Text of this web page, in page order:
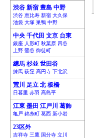
渋谷 新宿 豊島 中野
渋谷 恵比寿 新宿 大久保
池袋 大塚 巣鴨 中野
中央 千代田 文京 台東
銀座 人形町 秋葉原 四谷
上野 鶯谷 御徒町
練馬 杉並 世田谷
練馬 荻窪 高円寺 下北沢
荒川 足立 北 板橋
日暮里 赤羽 高島平
江東 墨田 江戸川 葛飾
亀戸 錦糸町 葛西 新小岩
23区外
吉祥寺 三鷹 国分寺 立川